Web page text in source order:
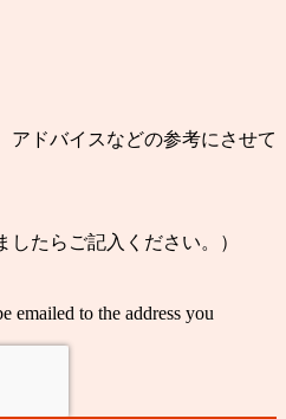
アドバイスなどの参考にさせて
たらご記入ください。）
emailed to the address you